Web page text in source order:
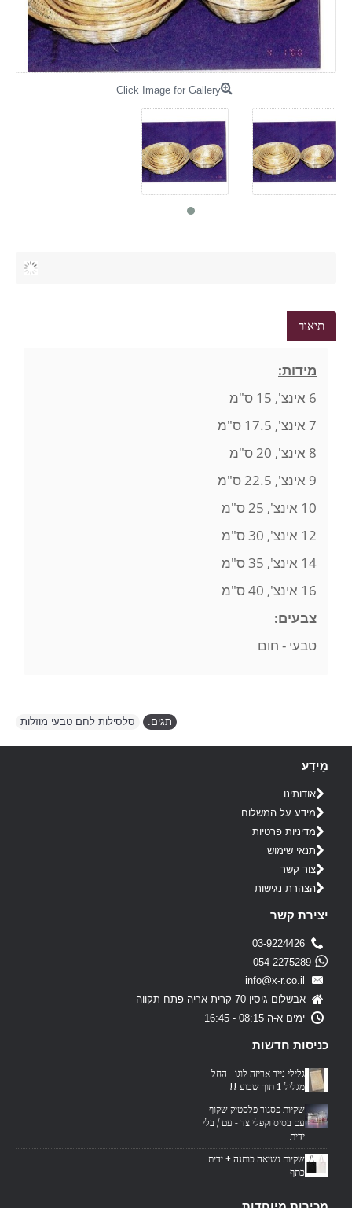
Click Image for Gallery
תיאור
מידות:
6 אינצ', 15 ס"מ
7 אינצ', 17.5 ס"מ
8 אינצ', 20 ס"מ
9 אינצ', 22.5 ס"מ
10 אינצ', 25 ס"מ
12 אינצ', 30 ס"מ
14 אינצ', 35 ס"מ
16 אינצ', 40 ס"מ
צבעים:
טבעי - חום
תגים: סלסילות לחם טבעי מוזלות
מֵידָע
אודותינו
מידע על המשלוח
מדיניות פרטיות
תנאי שימוש
צור קשר
הצהרת נגישות
יצירת קשר
054-2275289
אבשלום גיסין 70 קרית אריה פתח תקווה
ימים א-ה 08:15 - 16:45
כניסות חדשות
גלילי נייר אריזה לוגו - החל
מגליל 1 תוך שבוע !!
שקיות פסגור פלסטיק שקוף -
עם בסיס וקפלי צד - עם / בלי
ידית
שקיות נשיאה כותנה + ידית
כתף